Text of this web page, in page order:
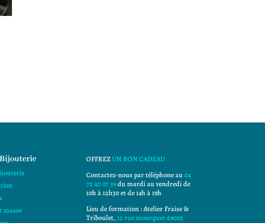
masse
OFFREZUN BON CADEAU
Contactez-nous par téléphone au04
72 40 07 39du mardi au vendredi de
10h à 12h30 et de 14h à 19h
Lieu de formation : Atelier Fraise &
Triboulet,12 rue mourguet 69005